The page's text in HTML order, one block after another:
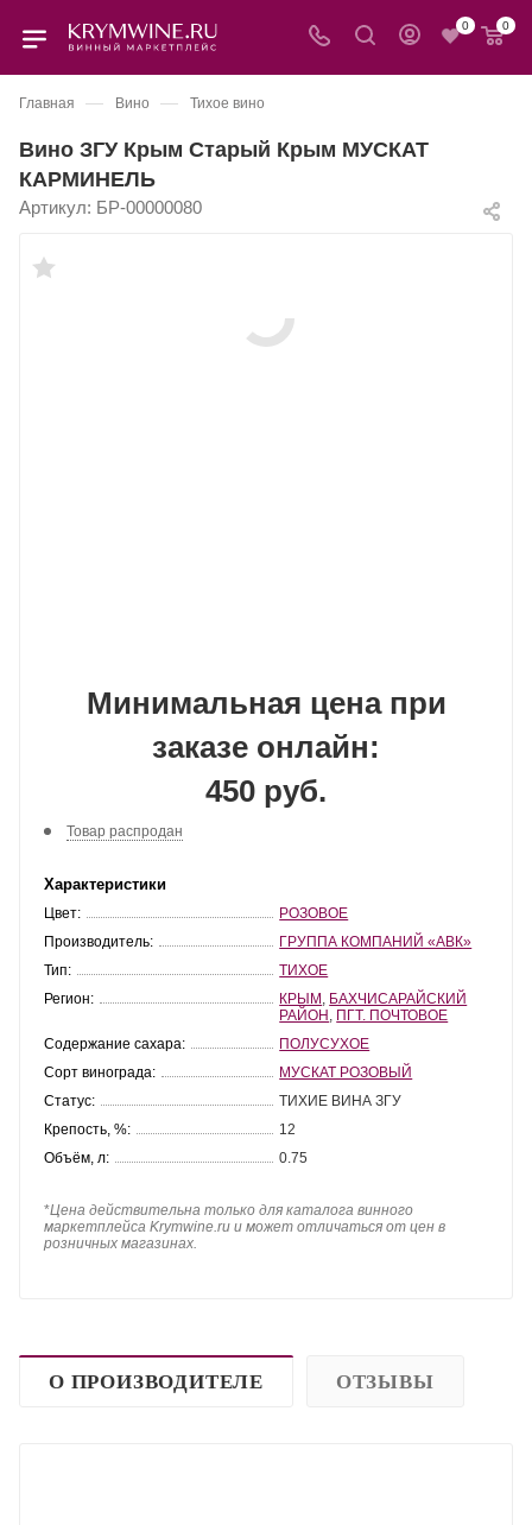
0 0
Главная — Вино — Тихое вино
Вино ЗГУ Крым Старый Крым МУСКАТ
КАРМИНЕЛЬ
Артикул: БР-00000080
Минимальная цена при
заказе онлайн:
450 руб.
Товар распродан
Характеристики
Цвет:
РОЗОВОЕ
Производитель:
ГРУППА КОМПАНИЙ «АВК»
Тип:
ТИХОЕ
Регион:
КРЫМ БАХЧИСАРАЙСКИЙ
РАЙОН ПГТ. ПОЧТОВОЕ
Содержание сахара:
ПОЛУСУХОЕ
Сорт винограда:
МУСКАТ РОЗОВЫЙ
Статус:
ТИХИЕ ВИНА ЗГУ
Крепость, %:
12
Объём, л:
0.75
*Цена действительна только для каталога винного
маркетплейса Krymwine.ru и может отличаться от цен в
розничных магазинах.
О ПРОИЗВОДИТЕЛЕ ОТЗЫВЫ